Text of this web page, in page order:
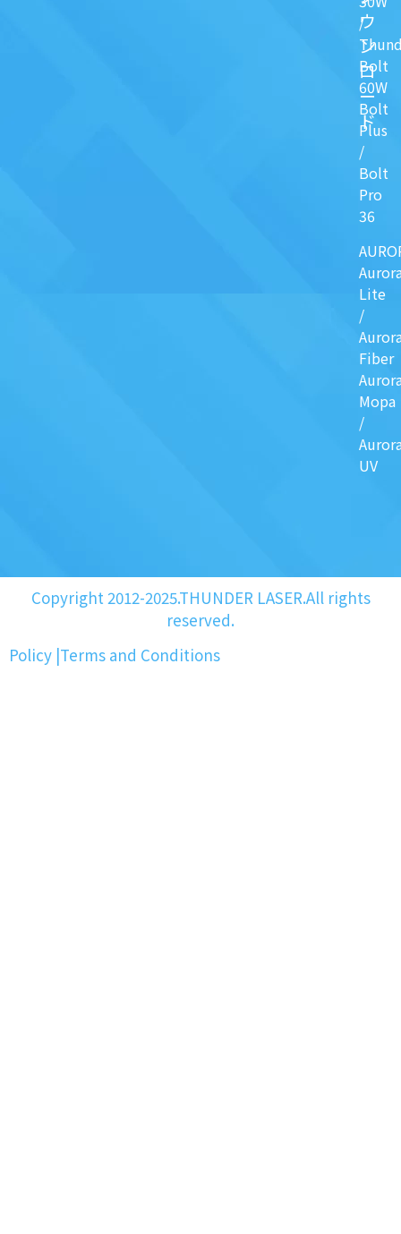
/
Bolt
60W
Bolt
Plus
/
Bolt
Pro
36
Lite
/
Fiber
Mopa
/
UV
ウ
ン
ロ
ー
ド
Copyright 2012-2025.THUNDER LASER.All rights
reserved.
Policy |Terms and Conditions